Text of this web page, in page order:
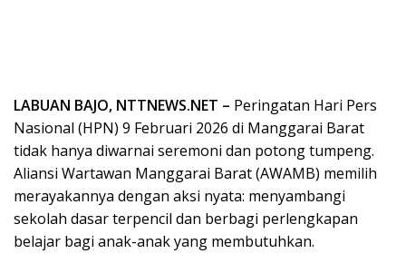
LABUAN BAJO, NTTNEWS.NET – Peringatan Hari Pers
Nasional (HPN) 9 Februari 2026 di Manggarai Barat
tidak hanya diwarnai seremoni dan potong tumpeng.
Aliansi Wartawan Manggarai Barat (AWAMB) memilih
merayakannya dengan aksi nyata: menyambangi
sekolah dasar terpencil dan berbagi perlengkapan
belajar bagi anak-anak yang membutuhkan.